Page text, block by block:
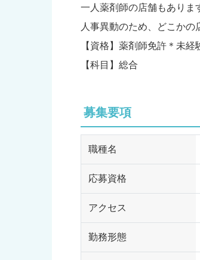
一人薬剤師の店舗もあり
人事異動のため、どこかの
【資格】薬剤師免許＊未
【科目】総合
募集要項
職種名
応募資格
アクセス
勤務形態